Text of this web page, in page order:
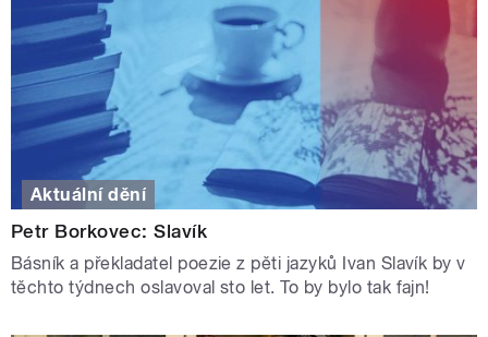
Aktuální dění
Petr Borkovec: Slavík
Básník a překladatel poezie z pěti jazyků Ivan Slavík by v
těchto týdnech oslavoval sto let. To by bylo tak fajn!